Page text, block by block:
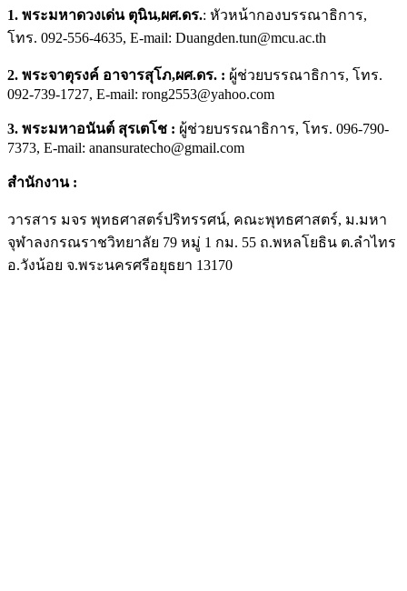
1. พระมหาดวงเด่น ตุนิน,ผศ.ดร.: หัวหน้ากองบรรณาธิการ,
โทร. 092-556-4635, E-mail: Duangden.tun@mcu.ac.th
2. พระจาตุรงค์ อาจารสุโภ,ผศ.ดร. : ผู้ช่วยบรรณาธิการ, โทร.
092-739-1727, E-mail: rong2553@yahoo.com
3. พระมหาอนันต์ สุรเตโช : ผู้ช่วยบรรณาธิการ, โทร. 096-790-
7373, E-mail: anansuratecho@gmail.com
สำนักงาน :
วารสาร มจร พุทธศาสตร์ปริทรรศน์, คณะพุทธศาสตร์, ม.มหา
จุฬาลงกรณราชวิทยาลัย 79 หมู่ 1 กม. 55 ถ.พหลโยธิน ต.ลำไทร
อ.วังน้อย จ.พระนครศรีอยุธยา 13170